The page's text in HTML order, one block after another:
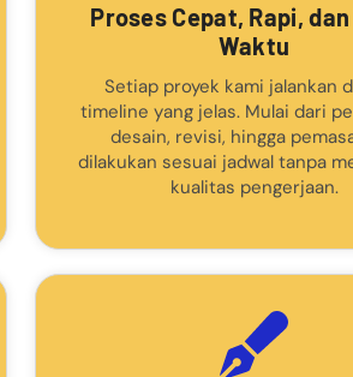
Proses Cepat, Rapi,
Waktu
Setiap proyek kami jalankan
timeline yang jelas. Mulai dari
desain, revisi, hingga
dilakukan sesuai jadwal tanpa
kualitas pengerjaan.